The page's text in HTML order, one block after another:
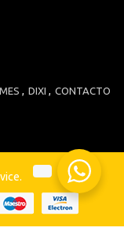
DIXI CONTACTO